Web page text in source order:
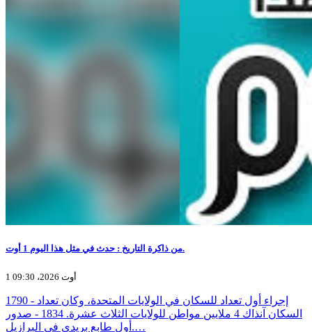
من ذاكرة التاريخ : حدث في مثل هذا اليوم 1 أوت.
1 أوت 2026، 09:30
1790 - إجراء أول تعداد للسكان في الولايات المتحدة، وكان تعداد
السكان آنذاك 4 ملايين مواطن للولايات الثلاث عشرة. 1834 - صدور
أول طابع بريدي في البرازيل.…